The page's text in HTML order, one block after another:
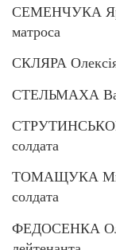
СЕМЕНЧУКА
матроса
СКЛЯРА
СТЕЛЬМАХА
солдата
ТОМАЩУКА
солдата
ФЕДОСЕНКА